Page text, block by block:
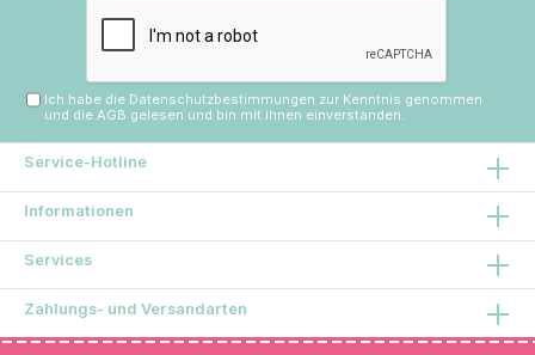
Ich habe die Datenschutzbestimmungen zur Kenntnis genommen
und die AGB gelesen und bin mit ihnen einverstanden.
Service-Hotline
Informationen
Services
Zahlungs- und Versandarten